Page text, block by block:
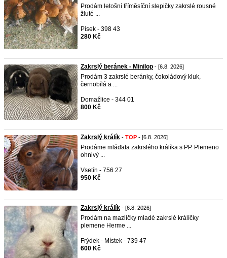
Prodám letošní tříměsíční slepičky zakrslé rousné
žluté ...
Písek - 398 43
280 Kč
Zakrslý beránek - Minilop - [6.8. 2026]
Prodám 3 zakrslé beránky, čokoládový kluk,
černobílá a ...
Domažlice - 344 01
800 Kč
Zakrslý králík - TOP - [6.8. 2026]
Prodáme mláďata zakrslého králíka s PP. Plemeno
ohnivý ...
Vsetín - 756 27
950 Kč
Zakrslý králík - [6.8. 2026]
Prodám na mazlíčky mladé zakrslé králíčky
plemene Herme ...
Frýdek - Místek - 739 47
600 Kč